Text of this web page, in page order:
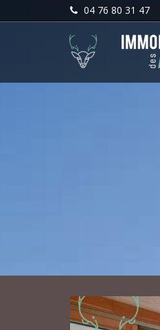
04 76 80 31 47